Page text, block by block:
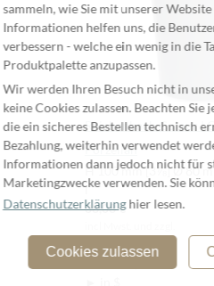
Reichenbach Colour I
Porzellan
H 100 mm [3⅞] Ø 80
l
38,08 €
Versand
sammeln, wie Sie mit unserer
Informationen helfen uns, die
verbessern - welche ein wenig in die
Produktpalette anzupassen.
Wir werden Ihren Besuch nicht in
keine Cookies zulassen. Beachten Sie
die ein sicheres Bestellen technisch
Bezahlung, weiterhin verwendet
Informationen dann jedoch nicht für
Marketingzwecke verwenden. Sie
Datenschutzerklärunghier lesen.
Cookies zulassen